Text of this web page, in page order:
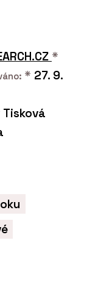
-
*
* 27. 9.
Tisková